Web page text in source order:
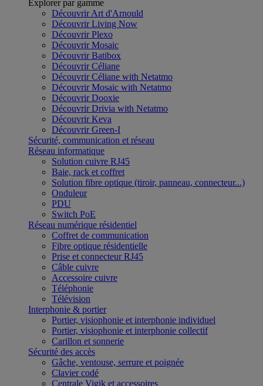
Explorer par gamme
Découvrir Art d'Arnould
Découvrir Living Now
Découvrir Plexo
Découvrir Mosaic
Découvrir Batibox
Découvrir Céliane
Découvrir Céliane with Netatmo
Découvrir Mosaic with Netatmo
Découvrir Dooxie
Découvrir Drivia with Netatmo
Découvrir Keva
Découvrir Green-I
Sécurité, communication et réseau
Réseau informatique
Solution cuivre RJ45
Baie, rack et coffret
Solution fibre optique (tiroir, panneau, connecteur...)
Onduleur
PDU
Switch PoE
Réseau numérique résidentiel
Coffret de communication
Fibre optique résidentielle
Prise et connecteur RJ45
Câble cuivre
Accessoire cuivre
Téléphonie
Télévision
Interphonie & portier
Portier, visiophonie et interphonie individuel
Portier, visiophonie et interphonie collectif
Carillon et sonnerie
Sécurité des accès
Gâche, ventouse, serrure et poignée
Clavier codé
Centrale Vigik et accessoires